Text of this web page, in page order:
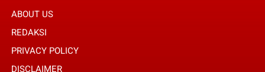
ABOUT US
REDAKSI
PRIVACY POLICY
DISCLAIMER